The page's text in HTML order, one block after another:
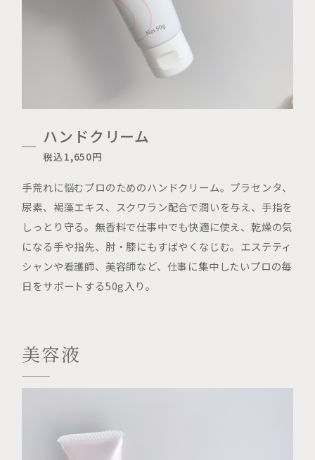
ハンドクリーム
税込1,650円
手荒れに悩むプロのためのハンドクリーム。プラセンタ、
尿素、褐藻エキス、スクワラン配合で潤いを与え、手指を
しっとり守る。無香料で仕事中でも快適に使え、乾燥の気
になる手や指先、肘・膝にもすばやくなじむ。エステティ
シャンや看護師、美容師など、仕事に集中したいプロの毎
日をサポートする50g入り。
美容液